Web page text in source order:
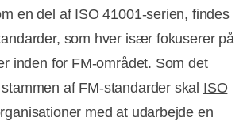
en del af ISO 41001-serien, findes
som hver især fokuserer på
inden for FM-området. Som det
af FM-standarder skal ISO
med at udarbejde en